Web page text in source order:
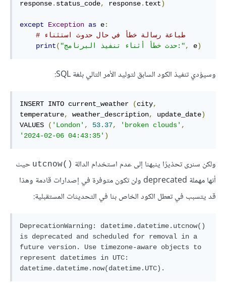
response. status_code, response. text)
except Exception as e:
# طباعة رسالة خطأ في حال حدوث استثناء
print( "حدث خطأ أثناء تنفيذ البرنامج:", e)
وسيؤدي تنفيذ الكود السابق لتوليد الأمر التالي بلغة SQL:
INSERT INTO current_weather (city,
temperature, weather_description, update_date)
VALUES
( 'London' , 53.37, 'broken clouds' ,
'2024-02-06 04:43:35' )
ولكن سنرى تحذيرًا ينبهنا إلى عدم استخدام الدالة ()utcnow
حيث
أنها مهملة deprecated ولن تكون متوفرة في إصدارات قادمة وهذا
قد يتسبب في تعطل الكود الخاص بنا في التحديثات المستقبلية:
DeprecationWarning: datetime.datetime.utcnow()
is deprecated and scheduled for removal in a
future version. Use timezone-aware objects to
represent datetimes in UTC: